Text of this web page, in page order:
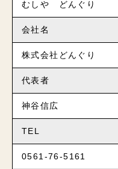
むしや どんぐり
会社名
株式会社どんぐり
代表者
神谷信広
TEL
0561-76-5161